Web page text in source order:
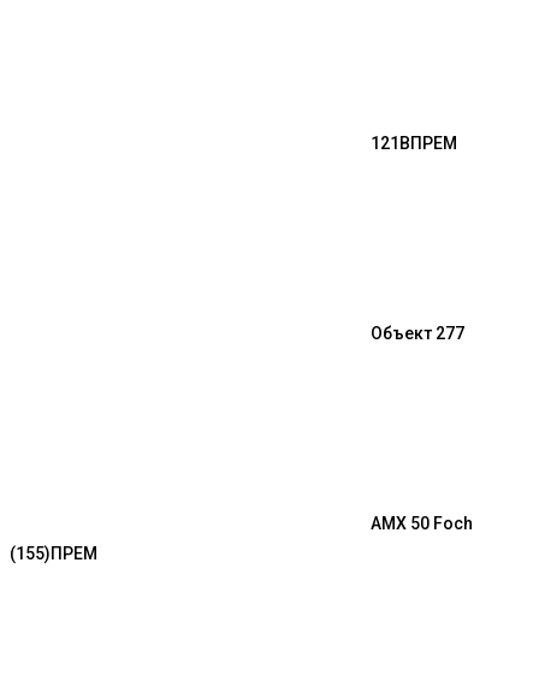
121BПРЕМ
Объект 277
AMX 50 Foch
(155)ПРЕМ